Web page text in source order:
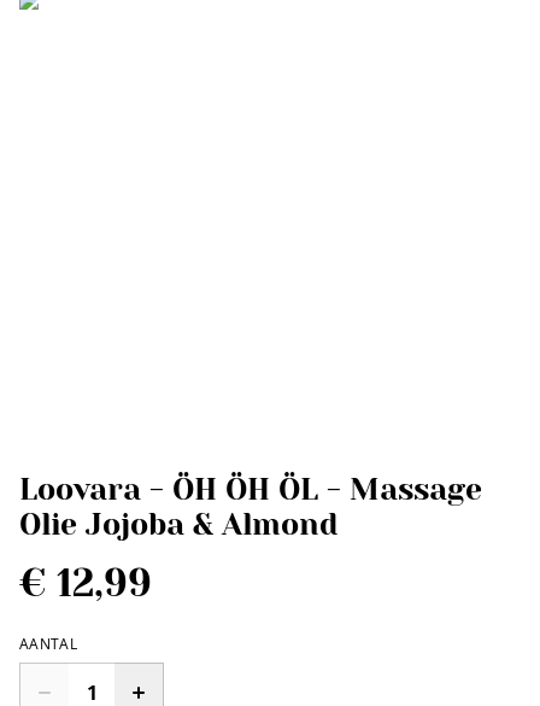
Loovara - ÖH ÖH ÖL - Massage
Olie Jojoba & Almond
€ 12,99
AANTAL